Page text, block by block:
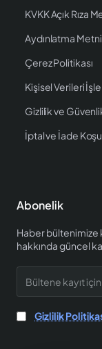
KVKK Açık Rıza
Aydınlatma Metni
Çerez Politikası
İptal ve İade
Abonelik
Haber
hakkında güncel
kayıt
için
e-
mail
Gizlilik